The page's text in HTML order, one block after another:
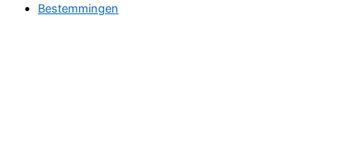
Bestemmingen